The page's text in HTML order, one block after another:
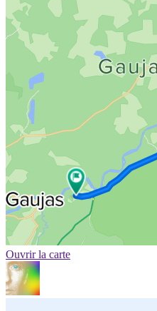
Ouvrir la carte